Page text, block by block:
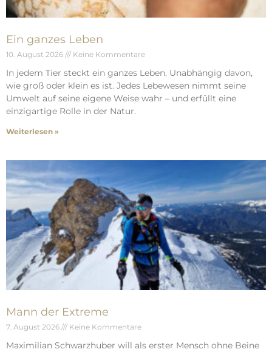
Ein ganzes Leben
10. August 2026 Keine Kommentare
In jedem Tier steckt ein ganzes Leben. Unabhängig davon,
wie groß oder klein es ist. Jedes Lebewesen nimmt seine
Umwelt auf seine eigene Weise wahr – und erfüllt eine
einzigartige Rolle in der Natur.
Weiterlesen »
Mann der Extreme
7. August 2026 Keine Kommentare
Maximilian Schwarzhuber will als erster Mensch ohne Beine